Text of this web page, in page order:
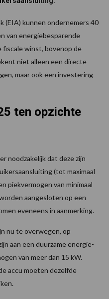
(EIA) kunnen ondernemers 40
van energiebesparende
winst, bovenop de
niet alleen een directe
maar ook een investering
ten opzichte
noodzakelijk dat deze zijn
(tot maximaal
piekvermogen van minimaal
aangesloten op een
eveneens in aanmerking.
nu te overwegen, op
aan een duurzame energie-
van meer dan 15 kW.
accu moeten dezelfde